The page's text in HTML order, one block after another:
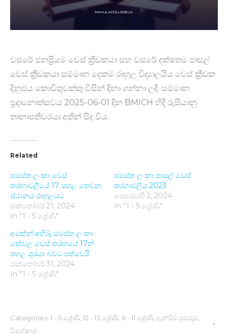
වසරේ ජනප්‍රියම චෙස් ක්‍රීඩකයා සහ වසරේ දක්ෂතම පාසල්
චෙස් ක්‍රීඩකයා සම්මාන දෙකම රාහුල විද්‍යාලයීය චෙස් ක්‍රීඩක
දිනූජය කොඩිතුවක්කු විසින් දිනා ගන්නා ලදී. සම්මාන
ප්‍රදානොත්සවය 2025-06-01 දින BMICH හිදී රුසියානු
තානාපතිවරයා අතින් සිදු විය.
Related
සමස්ත ලංකා චෙස්
තරඟාවලියේ 17 පහළ තෙවන
ස්ථානය රාහුලයට
ඔක්තෝබර් 21, 2024
In "1 - 5 ශ්‍රේණි"
සමස්ත ලංකා පාසල් චෙස්
තරගාවලිය 2023
පෙබරවාරි 2, 2024
In "1 - 5 ශ්‍රේණි"
අකේන් අභිරු සමස්ත ලංකා
කේවල චෙස් තරඟයේ 17න්
පහළ ශූරයා බවට පත්වෙයි
ඔක්තෝබර් 31, 2024
In "1 - 5 ශ්‍රේණි"
Categories: 1 - 5 ශ්‍රේණි 12 - 13 ශ්‍රේණි 6 - 11 ශ්‍රේණි දැන්වීම් පුවරුව
විශේෂාංග